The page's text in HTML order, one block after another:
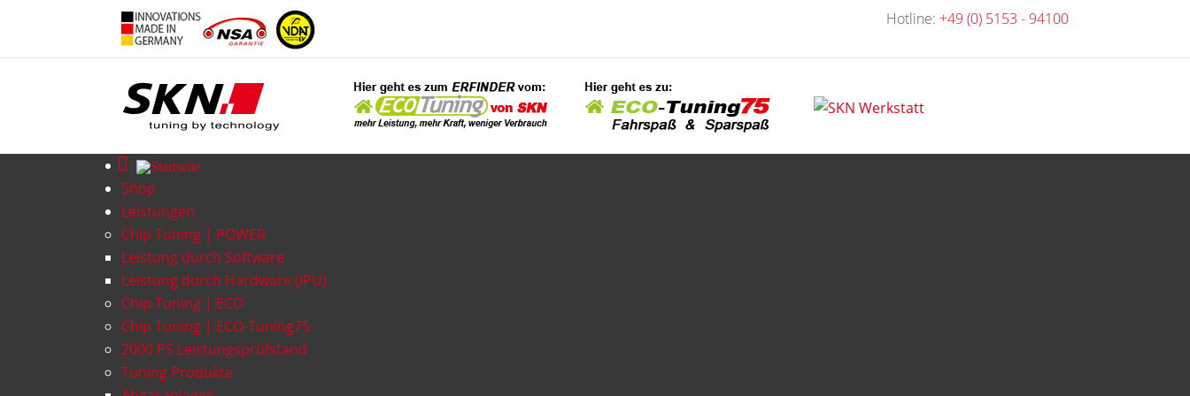
Hotline: +49 (0) 5153 - 94100
Shop
Leistungen
Chip Tuning | POWER
Leistung durch Software
Leistung durch Hardware (IPU)
Chip Tuning | ECO
Chip Tuning | ECO-Tuning75
2000 PS Leistungsprüfstand
Tuning Produkte